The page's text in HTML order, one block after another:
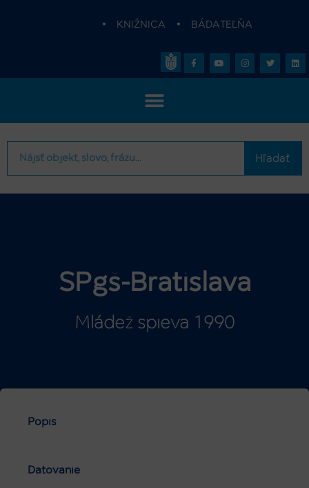
• KNIŽNICA • BÁDATEĽŇA
Hľadať
SPgš-Bratislava
Mládež spieva 1990
Popis
Datovanie